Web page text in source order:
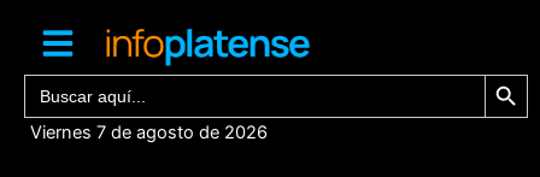
contenido
Buscar: Botón de
Viernes 7 de agosto de 2026